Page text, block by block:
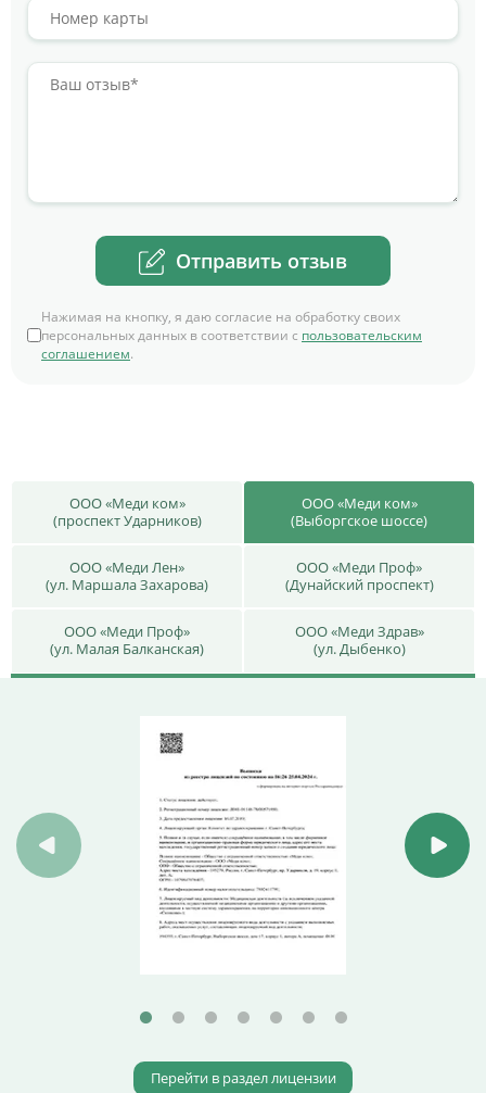
Отправить отзыв
Нажимая на кнопку, я даю согласие на обработку своих
персональных данных в соответствии с пользовательским
соглашением.
ООО «Меди ком»
(проспект Ударников)
ООО «Меди ком»
(Выборгское шоссе)
ООО «Меди Лен»
(ул. Маршала Захарова)
ООО «Меди Проф»
(Дунайский проспект)
ООО «Меди Проф»
(ул. Малая Балканская)
ООО «Меди Здрав»
(ул. Дыбенко)
Перейти в раздел лицензии